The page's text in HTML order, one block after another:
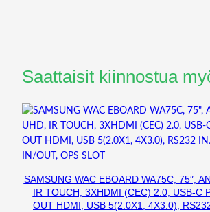
Saattaisit kiinnostua
SAMSUNG WAC EBOARD WA75C, 75″,
IR TOUCH, 3XHDMI (CEC) 2.0, USB-C
OUT HDMI, USB 5(2.0X1, 4X3.0),